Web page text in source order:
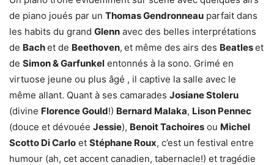
de piano joués par un Thomas Gendronneau parfait dans
les habits du grand Glenn avec des belles interprétations
de Bachet de Beethoven, et même des airs des Beatleset
de Simon & Garfunkel entonnés à la sono. Grimé en
virtuose jeune ou plus âgé , il captive la salle avec le
même allant. Quant à ses camarades Josiane Stoleru
(divine Florence Gould!) Bernard Malaka, Lison Pennec
(douce et dévouée Jessie), Benoit Tachoires ou Michel
Scotto Di Carlo et Stéphane Roux, c’est un festival entre
humour (ah, cet accent canadien, tabernacle!) et tragédie